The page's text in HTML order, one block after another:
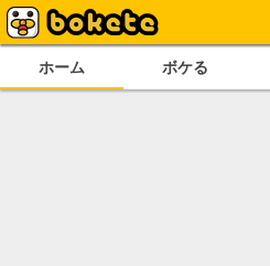
ホーム ボケる